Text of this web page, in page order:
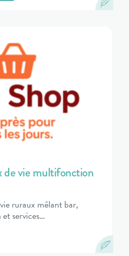
de vie multifonction
ruraux mêlant bar,
services…